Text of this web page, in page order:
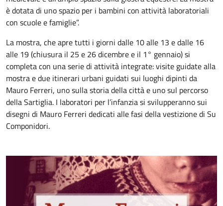
è dotata di uno spazio per i bambini con attività laboratoriali
con scuole e famiglie”.
La mostra, che apre tutti i giorni dalle 10 alle 13 e dalle 16
alle 19 (chiusura il 25 e 26 dicembre e il 1° gennaio) si
completa con una serie di attività integrate: visite guidate alla
mostra e due itinerari urbani guidati sui luoghi dipinti da
Mauro Ferreri, uno sulla storia della città e uno sul percorso
della Sartiglia. I laboratori per l’infanzia si svilupperanno sui
disegni di Mauro Ferreri dedicati alle fasi della vestizione di Su
Componidori.